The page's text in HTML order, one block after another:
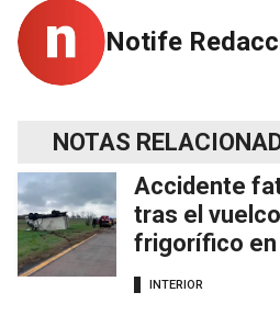
Notife
NOTAS
Accidente
tras el
frigorífico en
INTERIOR